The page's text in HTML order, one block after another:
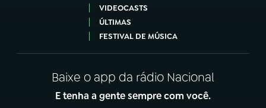
VIDEOCASTS
ÚLTIMAS
FESTIVAL DE MÚSICA
Baixe o app da rádio Nacional
E tenha a gente sempre com você.